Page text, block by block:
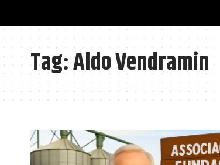
Tag:Aldo Vendramin